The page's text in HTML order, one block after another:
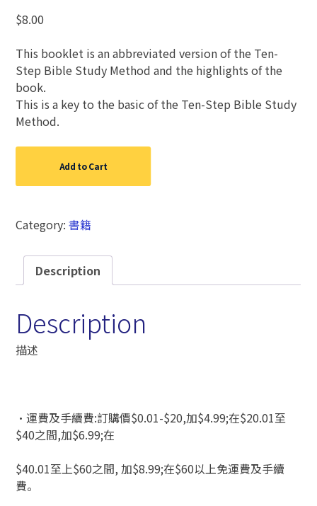
$8.00
This booklet is an abbreviated version of the Ten-
Step Bible Study Method and the highlights of the
book.
This is a key to the basic of the Ten-Step Bible Study
Method.
Add to Cart
Category:書籍
Description
Description
描述
‧運費及手續費:訂購價$0.01-$20,加$4.99;在$20.01至
$40之間,加$6.99;在
$40.01至上$60之間, 加$8.99;在$60以上免運費及手續
費。